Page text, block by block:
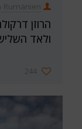
Rumänien
הרוזן
ולאד
244